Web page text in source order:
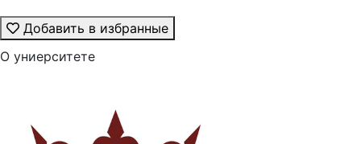
Добавить в избранные
О униерситете